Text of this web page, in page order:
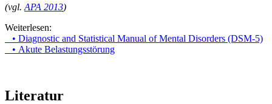
(vgl. APA 2013)
Weiterlesen:
• Diagnostic and Statistical Manual of Mental Disorders (DSM-5)
• Akute Belastungsstörung
Literatur